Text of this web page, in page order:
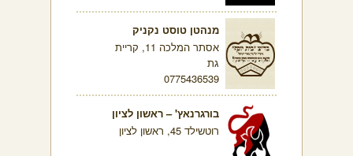
מנהטן טוסט נקניק
אסתר המלכה 11, קריית
גת
0775436539
בורגרנאץ' – ראשון לציון
רוטשילד 45, ראשון לציון